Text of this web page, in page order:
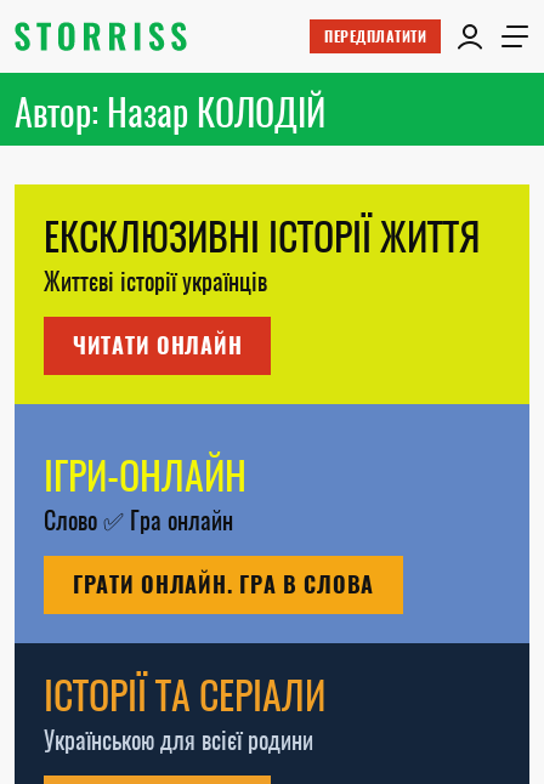
ПЕРЕДПЛАТИТИ
Автор: Назар КОЛОДІЙ
ЕКСКЛЮЗИВНІ ІСТОРІЇ ЖИТТЯ
Життєві історії українців
ЧИТАТИ ОНЛАЙН
ІГРИ-ОНЛАЙН
Слово✅ Гра онлайн
ГРАТИ ОНЛАЙН. ГРА В СЛОВА
ІСТОРІЇ ТА СЕРІАЛИ
Українською для всієї родини